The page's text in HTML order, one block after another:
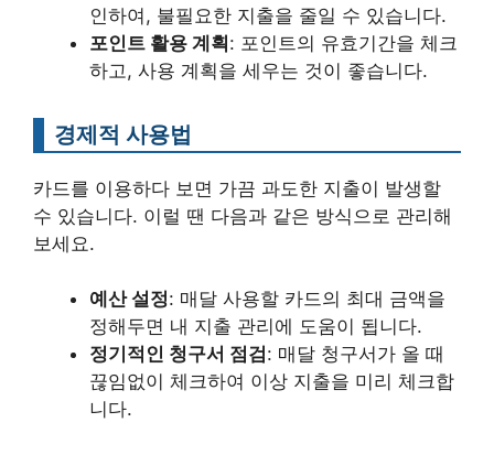
인하여, 불필요한 지출을 줄일 수 있습니다.
포인트 활용 계획: 포인트의 유효기간을 체크
하고, 사용 계획을 세우는 것이 좋습니다.
경제적 사용법
카드를 이용하다 보면 가끔 과도한 지출이 발생할
수 있습니다. 이럴 땐 다음과 같은 방식으로 관리해
보세요.
예산 설정: 매달 사용할 카드의 최대 금액을
정해두면 내 지출 관리에 도움이 됩니다.
정기적인 청구서 점검 : 매달 청구서가 올 때
끊임없이 체크하여 이상 지출을 미리 체크합
니다.